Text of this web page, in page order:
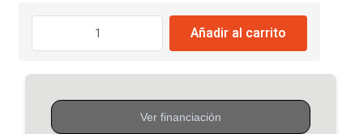
hasta
$95.894
Marron
Proteccion
Añadir al carrito